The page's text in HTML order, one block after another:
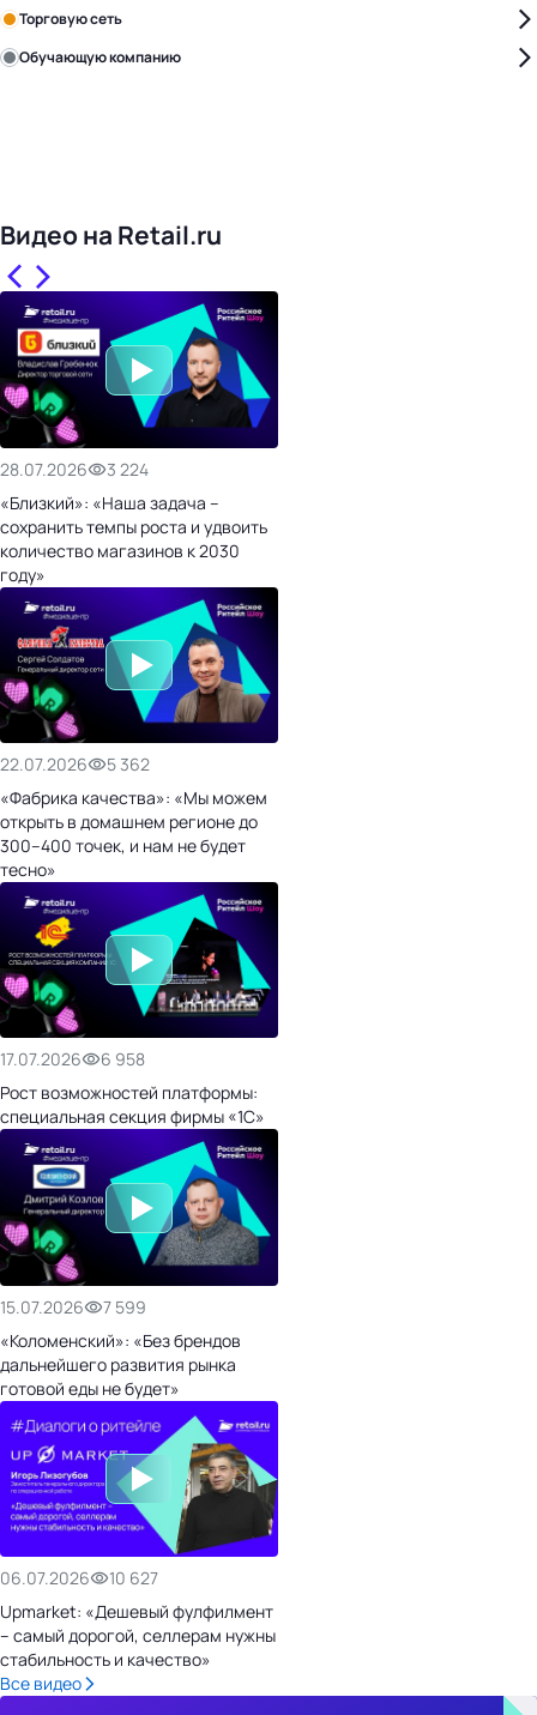
Торговую сеть
Обучающую компанию
Видео на Retail.ru
28.07.2026
3 224
«Близкий»: «Наша задача –
сохранить темпы роста и удвоить
количество магазинов к 2030
году»
22.07.2026
5 362
«Фабрика качества»: «Мы можем
открыть в домашнем регионе до
300–400 точек, и нам не будет
тесно»
17.07.2026
6 958
Рост возможностей платформы:
специальная секция фирмы «1С»
15.07.2026
7 599
«Коломенский»: «Без брендов
дальнейшего развития рынка
готовой еды не будет»
06.07.2026
10 627
Upmarket: «Дешевый фулфилмент
– самый дорогой, селлерам нужны
стабильность и качество»
Все видео